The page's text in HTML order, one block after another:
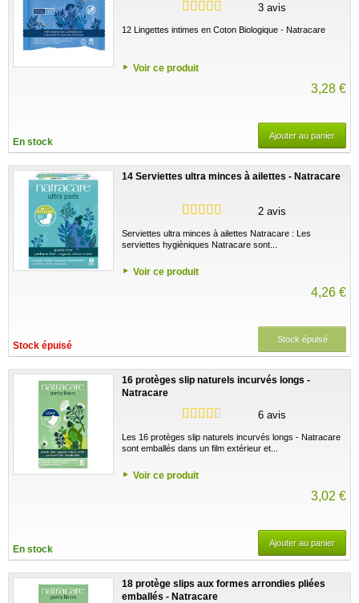
3 avis
12 Lingettes intimes en Coton Biologique - Natracare
Voir ce produit
3,28 €
En stock
Ajouter au panier
14 Serviettes ultra minces à ailettes - Natracare
2 avis
Serviettes ultra minces à ailettes Natracare : Les
serviettes hygièniques Natracare sont...
Voir ce produit
4,26 €
Stock épuisé
Stock épuisé
16 protèges slip naturels incurvés longs -
Natracare
6 avis
Les 16 protèges slip naturels incurvés longs - Natracare
sont emballés dans un film extérieur et...
Voir ce produit
3,02 €
En stock
Ajouter au panier
18 protège slips aux formes arrondies pliées
emballés - Natracare